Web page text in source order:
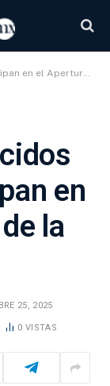
2025 de la Liga MX
en
la
25, 2025
0 VISTAS